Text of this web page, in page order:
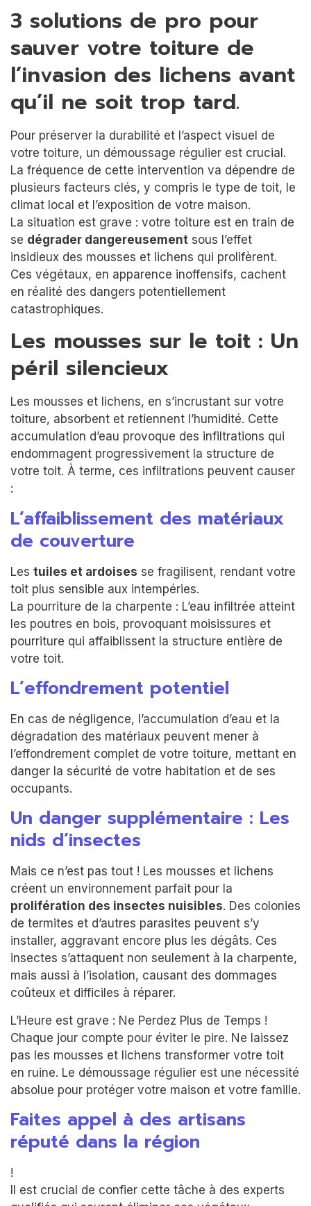
3 solutions de pro pour
sauver votre toiture de
l’invasion des lichens avant
qu’il ne soit trop tard.
Pour préserver la durabilité et l’aspect visuel de
votre toiture, un démoussage régulier est crucial.
La fréquence de cette intervention va dépendre de
plusieurs facteurs clés, y compris le type de toit, le
climat local et l’exposition de votre maison.
La situation est grave : votre toiture est en train de
se dégrader dangereusement sous l’effet
insidieux des mousses et lichens qui prolifèrent.
Ces végétaux, en apparence inoffensifs, cachent
en réalité des dangers potentiellement
catastrophiques.
Les mousses sur le toit : Un
péril silencieux
Les mousses et lichens, en s’incrustant sur votre
toiture, absorbent et retiennent l’humidité. Cette
accumulation d’eau provoque des infiltrations qui
endommagent progressivement la structure de
votre toit. À terme, ces infiltrations peuvent causer
:
L’affaiblissement des matériaux
de couverture
Les tuiles et ardoises se fragilisent, rendant votre
toit plus sensible aux intempéries.
La pourriture de la charpente : L’eau infiltrée atteint
les poutres en bois, provoquant moisissures et
pourriture qui affaiblissent la structure entière de
votre toit.
L’effondrement potentiel
En cas de négligence, l’accumulation d’eau et la
dégradation des matériaux peuvent mener à
l’effondrement complet de votre toiture, mettant en
danger la sécurité de votre habitation et de ses
occupants.
Un danger supplémentaire : Les
nids d’insectes
Mais ce n’est pas tout ! Les mousses et lichens
créent un environnement parfait pour la
prolifération des insectes nuisibles. Des colonies
de termites et d’autres parasites peuvent s’y
installer, aggravant encore plus les dégâts. Ces
insectes s’attaquent non seulement à la charpente,
mais aussi à l’isolation, causant des dommages
coûteux et difficiles à réparer.
L’Heure est grave : Ne Perdez Plus de Temps !
Chaque jour compte pour éviter le pire. Ne laissez
pas les mousses et lichens transformer votre toit
en ruine. Le démoussage régulier est une nécessité
absolue pour protéger votre maison et votre famille.
Faites appel à des artisans
réputé dans la région
!
Il est crucial de confier cette tâche à des experts